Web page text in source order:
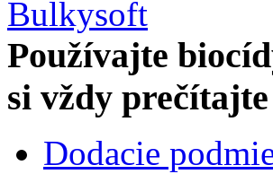
Bulkysoft
Používajte
si vždy
Dodacie